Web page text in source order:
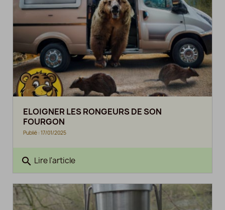
ELOIGNER LES RONGEURS DE SON
FOURGON
Publié : 17/01/2025
search Lire l'article